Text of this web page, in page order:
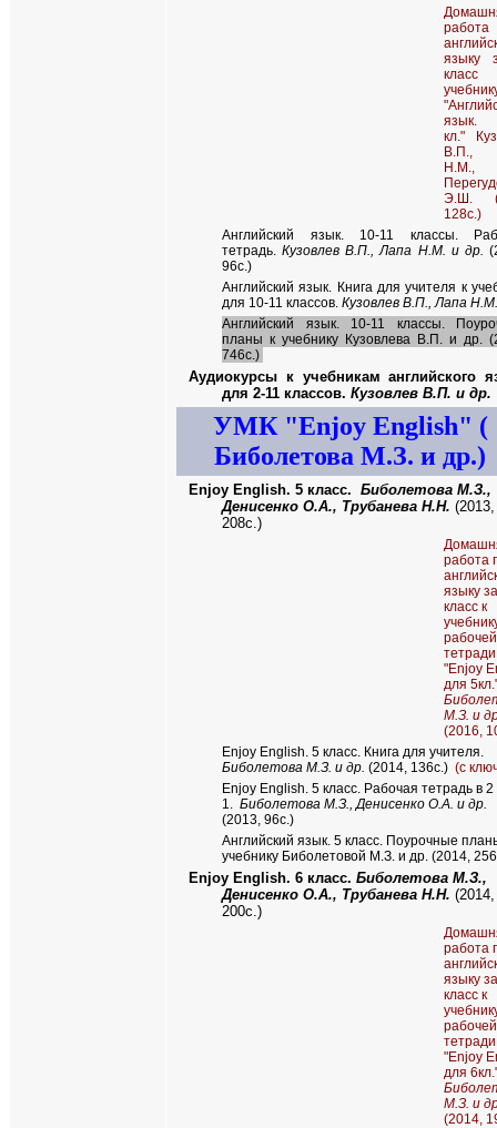
языку
язык.
кл."
В.П.,
Н.М.,
Э.Ш.
128с.)
Английский язык. 10-11 классы.
тетрадь.Кузовлев В.П., Лапа Н.М. и др.
96с.)
Английский язык. Книга для учителя к
для 10-11 классов. Кузовлев В.П., Лапа Н.М.
Английский язык. 10-11 классы.
планы к учебнику Кузовлева В.П. и др.
746с.)
Аудиокурсы к учебникам английского
для 2-11 классов. Кузовлев В.П. и др.
УМК "Enjoy English" (
Биболетова М.З. и др.)
Enjoy English. 5 класс. Биболетова М.З.,
Денисенко О.А., Трубанева Н.Н. (2013,
208с.)
работа
языку
класс к
рабочей
тетради
"Enjoy
для
М.З. и
(2016,
Enjoy English. 5 класс. Книга для учителя.
Биболетова М.З. и др. (2014, 136с.) (с
Enjoy English. 5 класс. Рабочая тетрадь в 2
1. Биболетова М.З., Денисенко О.А. и др.
(2013, 96с.)
Английский язык. 5 класс. Поурочные
учебнику Биболетовой М.З. и др. (2014,
Enjoy English. 6 класс. Биболетова М.З.,
Денисенко О.А., Трубанева Н.Н. (2014,
200с.)
работа
языку
класс к
рабочей
тетради
"Enjoy
для
М.З. и
(2014,